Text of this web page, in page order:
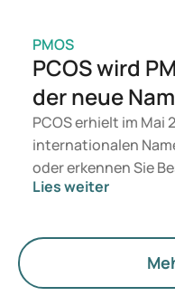
PMOS
PCOS wird
der neue
PCOS erhielt im Mai
internationalen
oder erkennen Sie
passen?
Hormone, den
Lies weiter